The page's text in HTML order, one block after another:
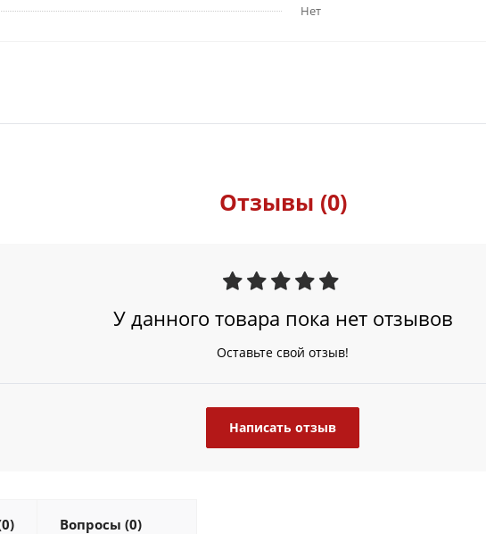
Нет
Отзывы (0)
У данного товара пока нет отзывов
Оставьте свой отзыв!
Написать отзыв
Вопросы (0)